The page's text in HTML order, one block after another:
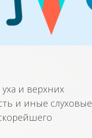
и верхних
и иные слуховые